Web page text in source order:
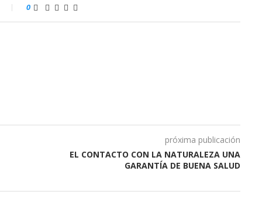
0
próxima publicación
EL CONTACTO CON LA NATURALEZA UNA
GARANTÍA DE BUENA SALUD